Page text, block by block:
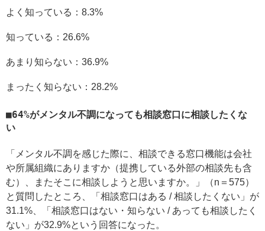
よく知っている：8.3%
知っている：26.6%
あまり知らない：36.9%
まったく知らない：28.2%
64%がメンタル不調になっても相談窓口に相談したくな
い
「メンタル不調を感じた際に、相談できる窓口機能は会社
や所属組織にありますか（提携している外部の相談先も含
む）、またそこに相談しようと思いますか。」（n＝575）
と質問したところ、「相談窓口はある / 相談したくない」が
31.1%、「相談窓口はない・知らない / あっても相談したく
ない」が32.9%という回答になった。